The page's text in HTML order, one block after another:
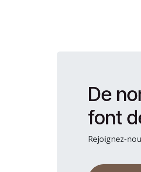
De
font
Rejoignez-